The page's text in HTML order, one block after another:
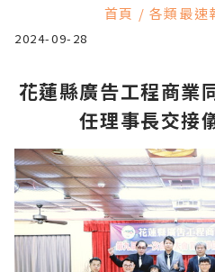
首頁 / 各類最速
2024-09-28
花蓮縣廣告工程商業
任理事長交接